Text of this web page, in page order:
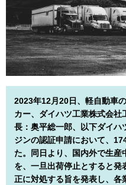
2023年12月20日、軽自動車
カー、ダイハツ工業株式会
長：奥平総一郎、以下ダイ
ジンの認証申請において、
た。同日より、国内外で生産
を、一旦出荷停止とすると
正に対処する旨を発表し、各